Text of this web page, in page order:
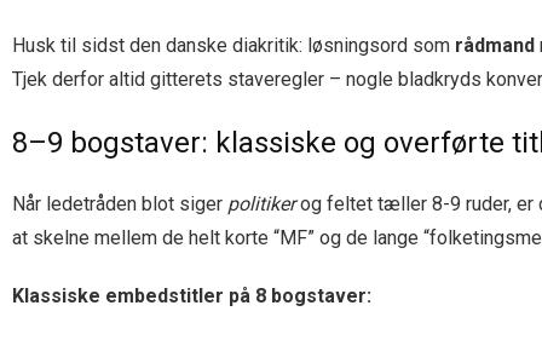
Husk til sidst den danske diakritik: løsningsord som rådmand
Tjek derfor altid gitterets stave­regler – nogle bladkryds
8–9 bogstaver: klassiske og overførte
Når ledetråden blot siger politikerog feltet tæller 8-9 ruder, er
at skelne mellem de helt korte “MF” og de lange
Klassiske embedstitler på 8 bogstaver: